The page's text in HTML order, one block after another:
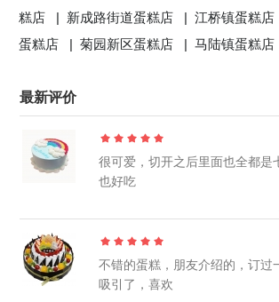
糕店 | 新成路街道蛋糕店 |江桥镇蛋糕
蛋糕店 |菊园新区蛋糕店 |马陆镇蛋糕
最新评价
很可爱，切开之后里面也全都是
也好吃
不错的蛋糕，朋友介绍的，订过
吸引了，喜欢